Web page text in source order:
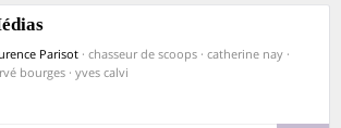
Parisot · chasseur de scoops · catherine nay ·
bourges · yves calvi